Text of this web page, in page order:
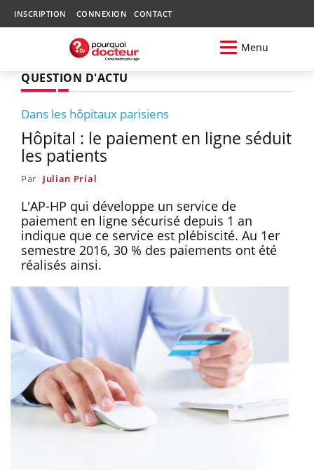
INSCRIPTION CONNEXION CONTACT
Menu
QUESTION D'ACTU
Dans les hôpitaux parisiens
Hôpital : le paiement en ligne séduit
les patients
Par Julian Prial
L'AP-HP qui développe un service de
paiement en ligne sécurisé depuis 1 an
indique que ce service est plébiscité. Au 1er
semestre 2016, 30 % des paiements ont été
réalisés ainsi.